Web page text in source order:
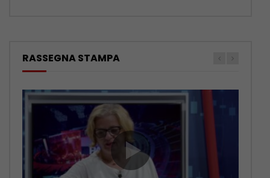
RASSEGNA STAMPA